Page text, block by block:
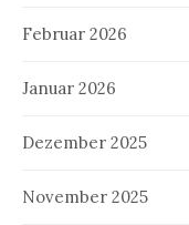
Februar 2026
Januar 2026
Dezember 2025
November 2025